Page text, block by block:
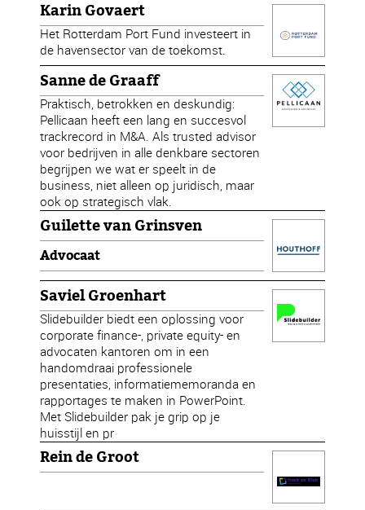
Karin Govaert
Het Rotterdam Port Fund investeert in
de havensector van de toekomst.
Sanne de Graaff
Praktisch, betrokken en deskundig:
Pellicaan heeft een lang en succesvol
trackrecord in M&A. Als trusted advisor
voor bedrijven in alle denkbare sectoren
begrijpen we wat er speelt in de
business, niet alleen op juridisch, maar
ook op strategisch vlak.
Guilette van Grinsven
Advocaat
Saviel Groenhart
Slidebuilder biedt een oplossing voor
corporate finance-, private equity- en
advocaten kantoren om in een
handomdraai professionele
presentaties, informatiememoranda en
rapportages te maken in PowerPoint.
Met Slidebuilder pak je grip op je
huisstijl en pr
Rein de Groot